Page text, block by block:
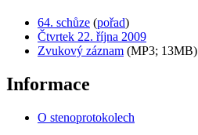
64. schůze (pořad)
Čtvrtek 22. října 2009
Zvukový záznam (MP3; 13MB)
Informace
O stenoprotokolech